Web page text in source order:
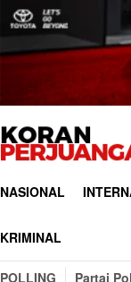
NASIONAL
KRIMINAL
POLLING Partai